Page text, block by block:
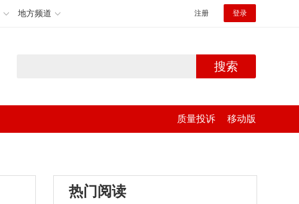
地方频道 注册 登录
搜索
质量投诉 移动版
热门阅读